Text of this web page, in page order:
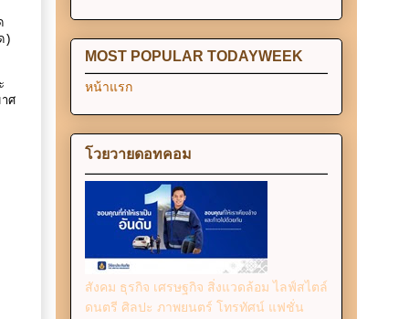
)
ศ
MOST POPULAR TODAYWEEK
หน้าแรก
โวยวายดอทคอม
สังคม ธุรกิจ เศรษฐกิจ สิ่งแวดล้อม ไลฟ์สไตล์
ดนตรี ศิลปะ ภาพยนตร์ โทรทัศน์ แฟชั่น